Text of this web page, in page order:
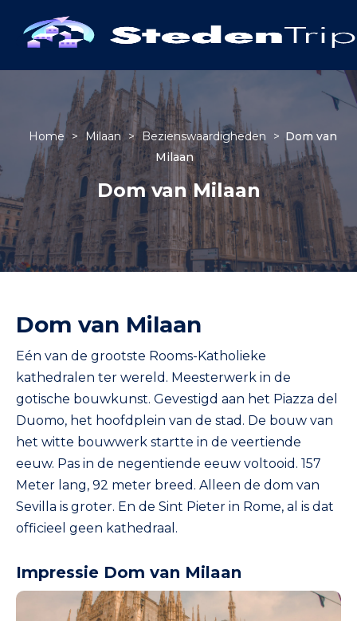
Home > Milaan > Bezienswaardigheden > Dom van
Milaan
Dom van Milaan
Dom van Milaan
Eén van de grootste Rooms-Katholieke
kathedralen ter wereld. Meesterwerk in de
gotische bouwkunst. Gevestigd aan het Piazza del
Duomo, het hoofdplein van de stad. De bouw van
het witte bouwwerk startte in de veertiende
eeuw. Pas in de negentiende eeuw voltooid. 157
Meter lang, 92 meter breed. Alleen de dom van
Sevilla is groter. En de Sint Pieter in Rome, al is dat
officieel geen kathedraal.
Impressie Dom van Milaan